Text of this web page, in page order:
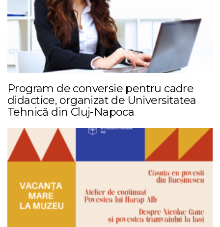
Program de conversie pentru cadre
didactice, organizat de Universitatea
Tehnică din Cluj-Napoca